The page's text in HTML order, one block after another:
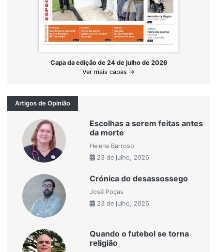
Capa da edição de 24 de julho de 2026
Ver mais capas →
Artigos de Opinião
Escolhas a serem feitas antes
da morte
Helena Barroso
23 de julho, 2026
Crónica do desassossego
José Poças
23 de julho, 2026
Quando o futebol se torna
religião